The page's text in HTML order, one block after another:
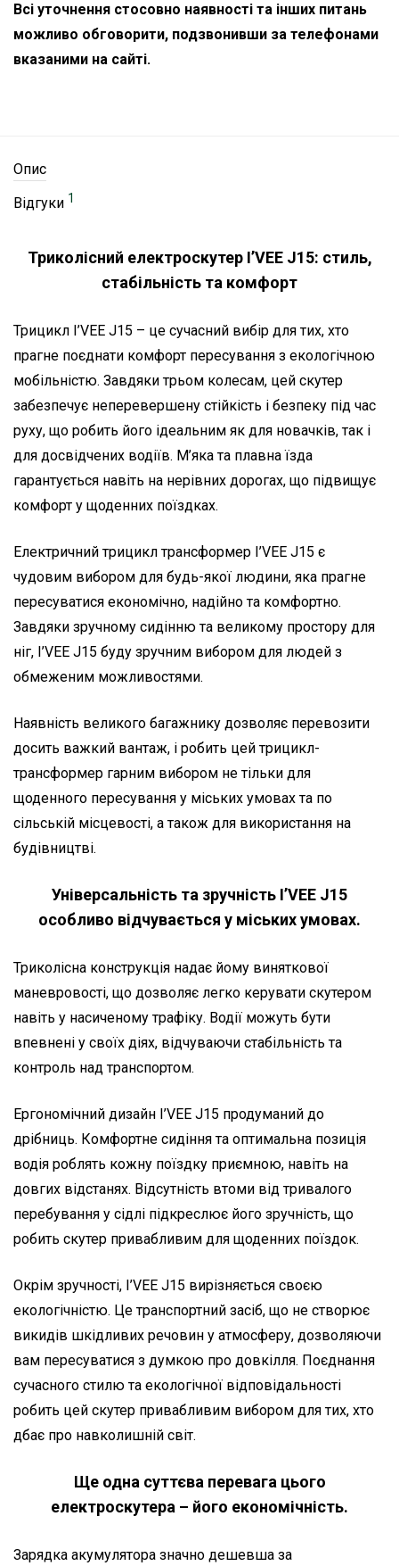
Всі уточнення стосовно наявності та інших питань
можливо обговорити, подзвонивши за телефонами
вказаними на сайті.
Опис
Відгуки 1
Триколісний електроскутер I’VEE J15: стиль,
стабільність та комфорт
Трицикл I’VEE J15 – це сучасний вибір для тих, хто
прагне поєднати комфорт пересування з екологічною
мобільністю. Завдяки трьом колесам, цей скутер
забезпечує неперевершену стійкість і безпеку під час
руху, що робить його ідеальним як для новачків, так і
для досвідчених водіїв. М’яка та плавна їзда
гарантується навіть на нерівних дорогах, що підвищує
комфорт у щоденних поїздках.
Електричний трицикл трансформер I’VEE J15 є
чудовим вибором для будь-якої людини, яка прагне
пересуватися економічно, надійно та комфортно.
Завдяки зручному сидінню та великому простору для
ніг, I’VEE J15 буду зручним вибором для людей з
обмеженим можливостями.
Наявність великого багажнику дозволяє перевозити
досить важкий вантаж, і робить цей трицикл-
трансформер гарним вибором не тільки для
щоденного пересування у міських умовах та по
сільській місцевості, а також для використання на
будівництві.
Універсальність та зручність I’VEE J15
особливо відчувається у міських умовах.
Триколісна конструкція надає йому виняткової
маневровості, що дозволяє легко керувати скутером
навіть у насиченому трафіку. Водії можуть бути
впевнені у своїх діях, відчуваючи стабільність та
контроль над транспортом.
Ергономічний дизайн I’VEE J15 продуманий до
дрібниць. Комфортне сидіння та оптимальна позиція
водія роблять кожну поїздку приємною, навіть на
довгих відстанях. Відсутність втоми від тривалого
перебування у сідлі підкреслює його зручність, що
робить скутер привабливим для щоденних поїздок.
Окрім зручності, I’VEE J15 вирізняється своєю
екологічністю. Це транспортний засіб, що не створює
викидів шкідливих речовин у атмосферу, дозволяючи
вам пересуватися з думкою про довкілля. Поєднання
сучасного стилю та екологічної відповідальності
робить цей скутер привабливим вибором для тих, хто
дбає про навколишній світ.
Ще одна суттєва перевага цього
електроскутера – його економічність.
Зарядка акумулятора значно дешевша за